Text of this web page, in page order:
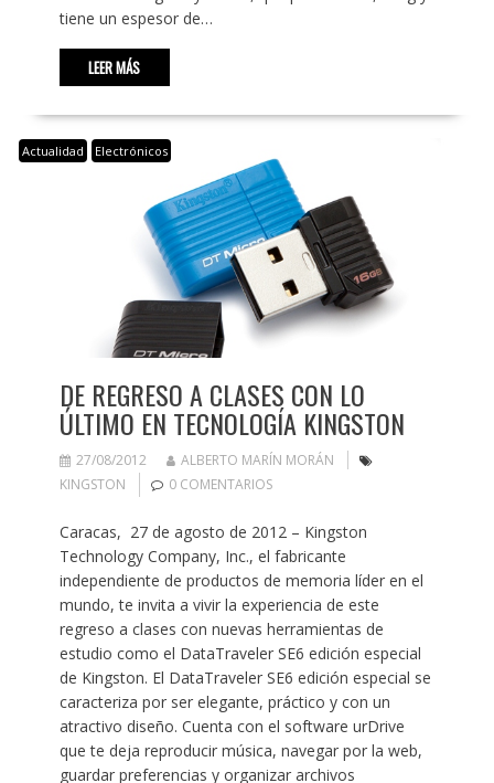
tiene un espesor de…
LEER MÁS
Actualidad Electrónicos
DE REGRESO A CLASES CON LO
ÚLTIMO EN TECNOLOGÍA KINGSTON
27/08/2012
ALBERTO MARÍN MORÁN
KINGSTON
0 COMENTARIOS
Caracas, 27 de agosto de 2012 – Kingston
Technology Company, Inc., el fabricante
independiente de productos de memoria líder en el
mundo, te invita a vivir la experiencia de este
regreso a clases con nuevas herramientas de
estudio como el DataTraveler SE6 edición especial
de Kingston. El DataTraveler SE6 edición especial se
caracteriza por ser elegante, práctico y con un
atractivo diseño. Cuenta con el software urDrive
que te deja reproducir música, navegar por la web,
guardar preferencias y organizar archivos